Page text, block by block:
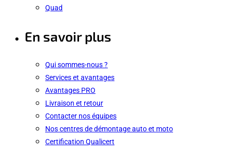
Quad
En savoir plus
Qui sommes-nous ?
Services et avantages
Avantages PRO
Livraison et retour
Contacter nos équipes
Nos centres de démontage auto et moto
Certification Qualicert